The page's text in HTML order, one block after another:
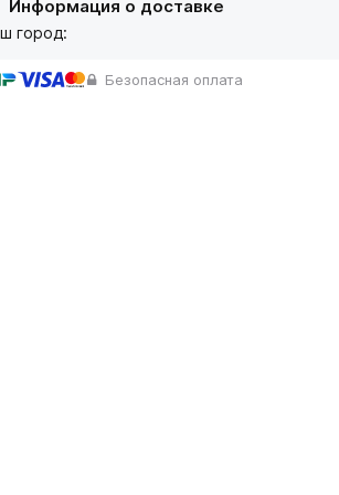
Информация о доставке
город:
Безопасная оплата